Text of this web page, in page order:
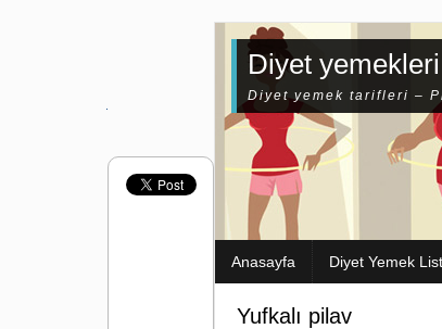
Diyet
Diyet yemek tarifleri –
Anasayfa Diyet Yemek
Yufkalı pilav